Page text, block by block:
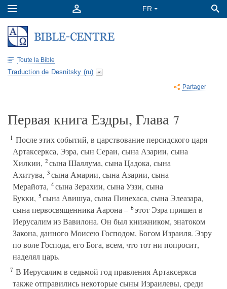
Toute la Bible
Traduction de Desnitsky (ru)
Partager
Первая книга Ездры, Глава 7
1 После этих событий, в царствование персидского царя
Артаксеркса, Эзра, сын Сераи, сына Азарии, сына
Хилкии, 2сына Шаллума, сына Цадока, сына
Ахитува, 3сына Амарии, сына Азарии, сына
Мерайота, 4сына Зерахии, сына Уззи, сына
Букки, 5сына Авишуа, сына Пинехаса, сына Элеазара,
сына первосвященника Аарона – 6этот Эзра пришел в
Иерусалим из Вавилона. Он был книжником, знатоком
Закона, данного Моисею Господом, Богом Израиля. Эзру
по воле Господа, его Бога, всем, что тот ни попросит,
наделял царь.
7 В Иерусалим в седьмой год правления Артаксеркса
также отправились некоторые сыны Израилевы, среди